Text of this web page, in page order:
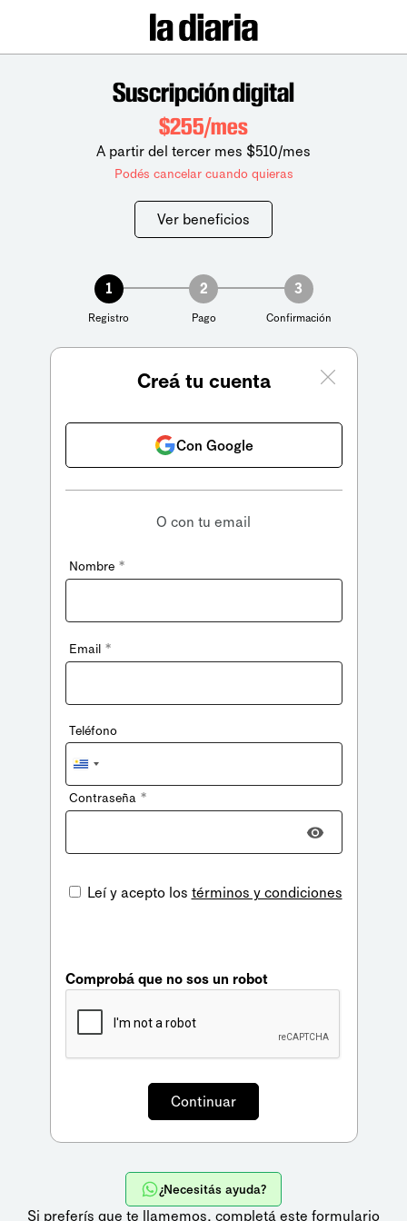
Suscripción digital
$255/mes
A partir del tercer mes $510/mes
Podés cancelar cuando quieras
Ver beneficios
1
Registro
2
Pago
3
Confirmación
Creá tu cuenta
Con Google
O con tu email
Nombre *
Email *
Teléfono
Uruguay
+598
Contraseña *
Leí y acepto los términos y condiciones
Comprobá que no sos un robot
¿Necesitás ayuda?
Si preferís que te llamemos, completá este formulario